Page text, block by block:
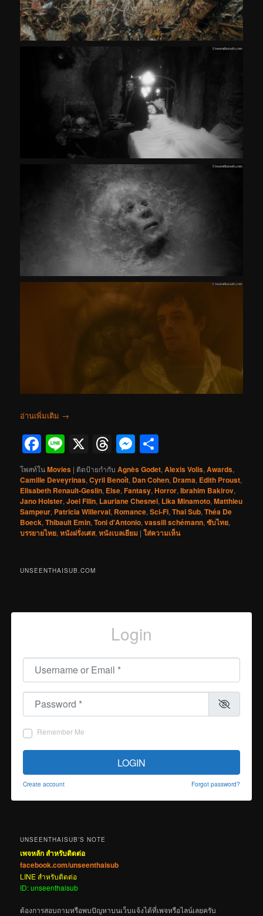
อ่านเพิ่มเติม →
Facebook
Line
X Threads
Messenger
โพสท์ในMovies | ติดป้ายกำกับ Agnès Godet,Alexis Volis,Awards,
Camille Deveyrinas,Cyril Benoît, Dan Cohen, Drama, Edith Proust,
Elisabeth Renault-Geslin, Else,Fantasy,Horror,Ibrahim Bakirov,
Jano Holster,Joel Filin, Lauriane Chesnel, Lika Minamoto,Matthieu
Sampeur, Patricia Willerval, Romance,Sci-Fi,Thai Sub,Théa De
Boeck,Thibault Emin,Toni d'Antonio,vassili schémann,ซับไทย,
บรรยายไทย,หนังฝรั่งเศส,หนังเบลเยียม |ใส่ความเห็น
UNSEENTHAISUB.COM
Login
Username or Email
Password
Remember Me
LOGIN
Create account Forgot password?
UNSEENTHAISUB’S NOTE
เพจหลัก สำหรับติดต่อ
facebook.com/unseenthaisub
LINE สำหรับติดต่อ
ID: unseenthaisub
ต้องการสอบถามหรือพบปัญหาบนเว็บแจ้งได้ที่เพจหรือไลน์เลยครับ